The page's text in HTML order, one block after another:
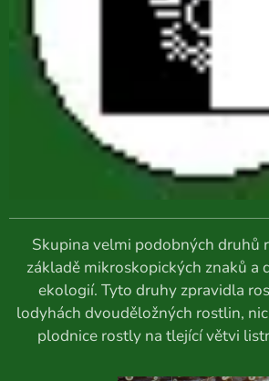
Skupina velmi podobných druhů
základě mikroskopických znaků a
ekologií. Tyto druhy zpravidla
lodyhách dvouděložných rostlin,
plodnice rostly na tlející větvi